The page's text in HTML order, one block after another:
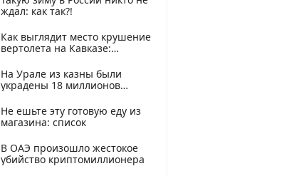
ждал: как так?!
Как выглядит место крушение
вертолета на Кавказе:
На Урале из казны были
украдены 18 миллионов
Не ешьте эту готовую еду из
магазина: список
В ОАЭ произошло жестокое
убийство криптомиллионера